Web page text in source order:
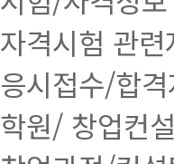
자격시험 관련
응시접수/합
학원/ 창업컨